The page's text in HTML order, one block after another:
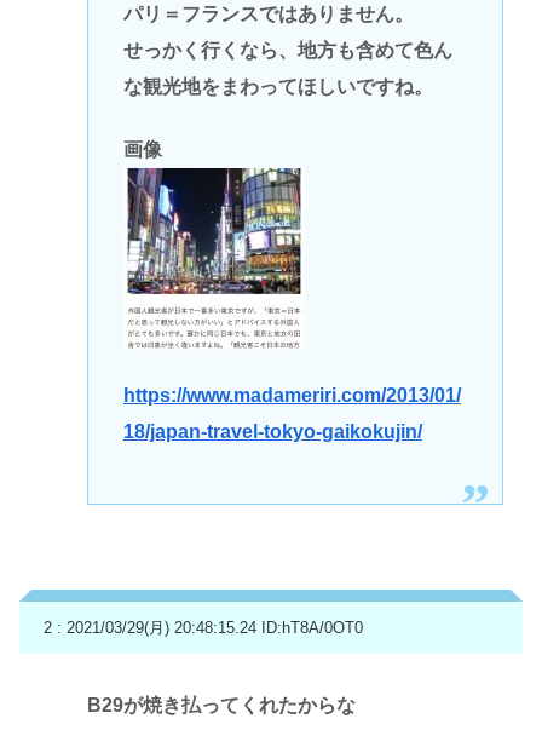
パリ＝フランスではありません。
せっかく行くなら、地方も含めて色ん
な観光地をまわってほしいですね。
画像
https://www.madameriri.com/2013/01/
18/japan-travel-tokyo-gaikokujin/
2 : 2021/03/29(月) 20:48:15.24 ID:hT8A/0OT0
B29が焼き払ってくれたからな